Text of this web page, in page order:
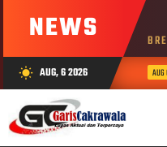
NEWS
wb_sunny AUG, 6 2026
Mengalami Kecelakaan AUG